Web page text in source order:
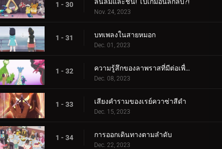
1 - 30
Nov. 24, 2023
1 - 31 บทเพลงในสายหมอก
Dec. 01, 2023
1 - 32 ความรู้สึกของลาพราสที่มีต่อเพื่อน
Dec. 08, 2023
1 - 33 เสียงคำรามของเรย์ควาซ่าสีดำ
Dec. 15, 2023
1 - 34 การออกเดินทางตามลำดับ
Dec. 22, 2023